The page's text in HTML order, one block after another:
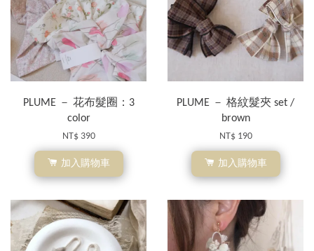
PLUME － 花布髮圈：3
color
NT$ 390
加入購物車
PLUME － 格紋髮夾 set /
brown
NT$ 190
加入購物車